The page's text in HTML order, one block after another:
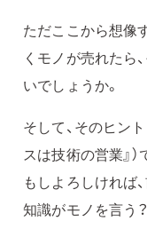
ただここから想像
くモノが売れたら
いでしょうか。
そして、そのヒン
スは技術の営業』
もしよろしければ
知識がモノを言う